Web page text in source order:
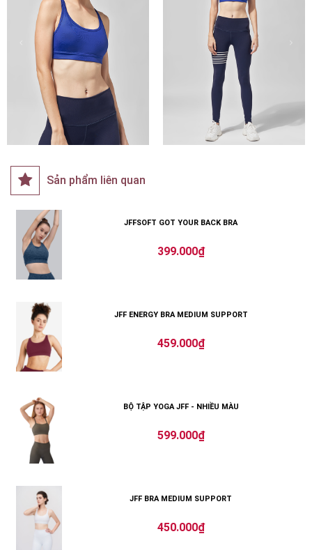
Sản phẩm liên quan
JFFSOFT GOT YOUR BACK BRA
399.000₫
JFF ENERGY BRA MEDIUM SUPPORT
459.000₫
BỘ TẬP YOGA JFF - NHIỀU MÀU
599.000₫
JFF BRA MEDIUM SUPPORT
450.000₫